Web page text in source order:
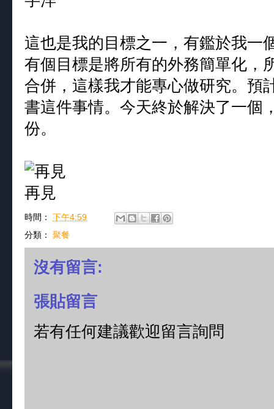
這也是我的目標之一，有鑑於我一
有個目標是將所有的外務簡單化，
合併，這樣我才能專心做研究。預
書這件事情。今天終於解決了一個
份。
時間： 下午4:59
分類： 聚餐
沒有留言:
張貼留言
若有任何建議歡迎留言詢問